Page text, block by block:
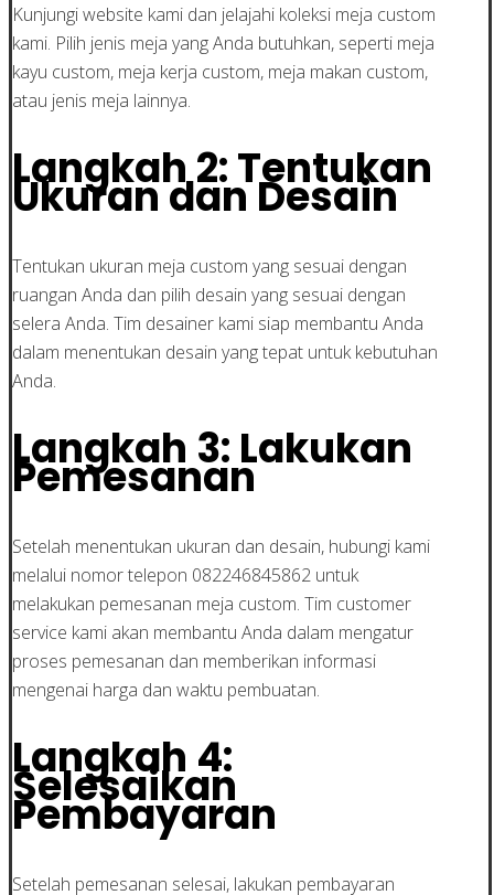
Kunjungi website kami dan jelajahi koleksi meja custom
kami. Pilih jenis meja yang Anda butuhkan, seperti meja
kayu custom, meja kerja custom, meja makan custom,
atau jenis meja lainnya.
Langkah 2: Tentukan
Ukuran dan Desain
Tentukan ukuran meja custom yang sesuai dengan
ruangan Anda dan pilih desain yang sesuai dengan
selera Anda. Tim desainer kami siap membantu Anda
dalam menentukan desain yang tepat untuk kebutuhan
Anda.
Langkah 3: Lakukan
Pemesanan
Setelah menentukan ukuran dan desain, hubungi kami
melalui nomor telepon 082246845862 untuk
melakukan pemesanan meja custom. Tim customer
service kami akan membantu Anda dalam mengatur
proses pemesanan dan memberikan informasi
mengenai harga dan waktu pembuatan.
Langkah 4:
Selesaikan
Pembayaran
Setelah pemesanan selesai, lakukan pembayaran